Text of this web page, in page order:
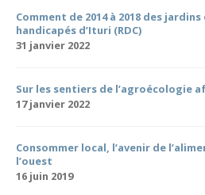
Comment de 2014 à 2018 des
handicapés d’Ituri (RDC)
31 janvier 2022
Sur les sentiers de l’agroécologie
17 janvier 2022
Consommer local, l’avenir de
l’ouest
16 juin 2019